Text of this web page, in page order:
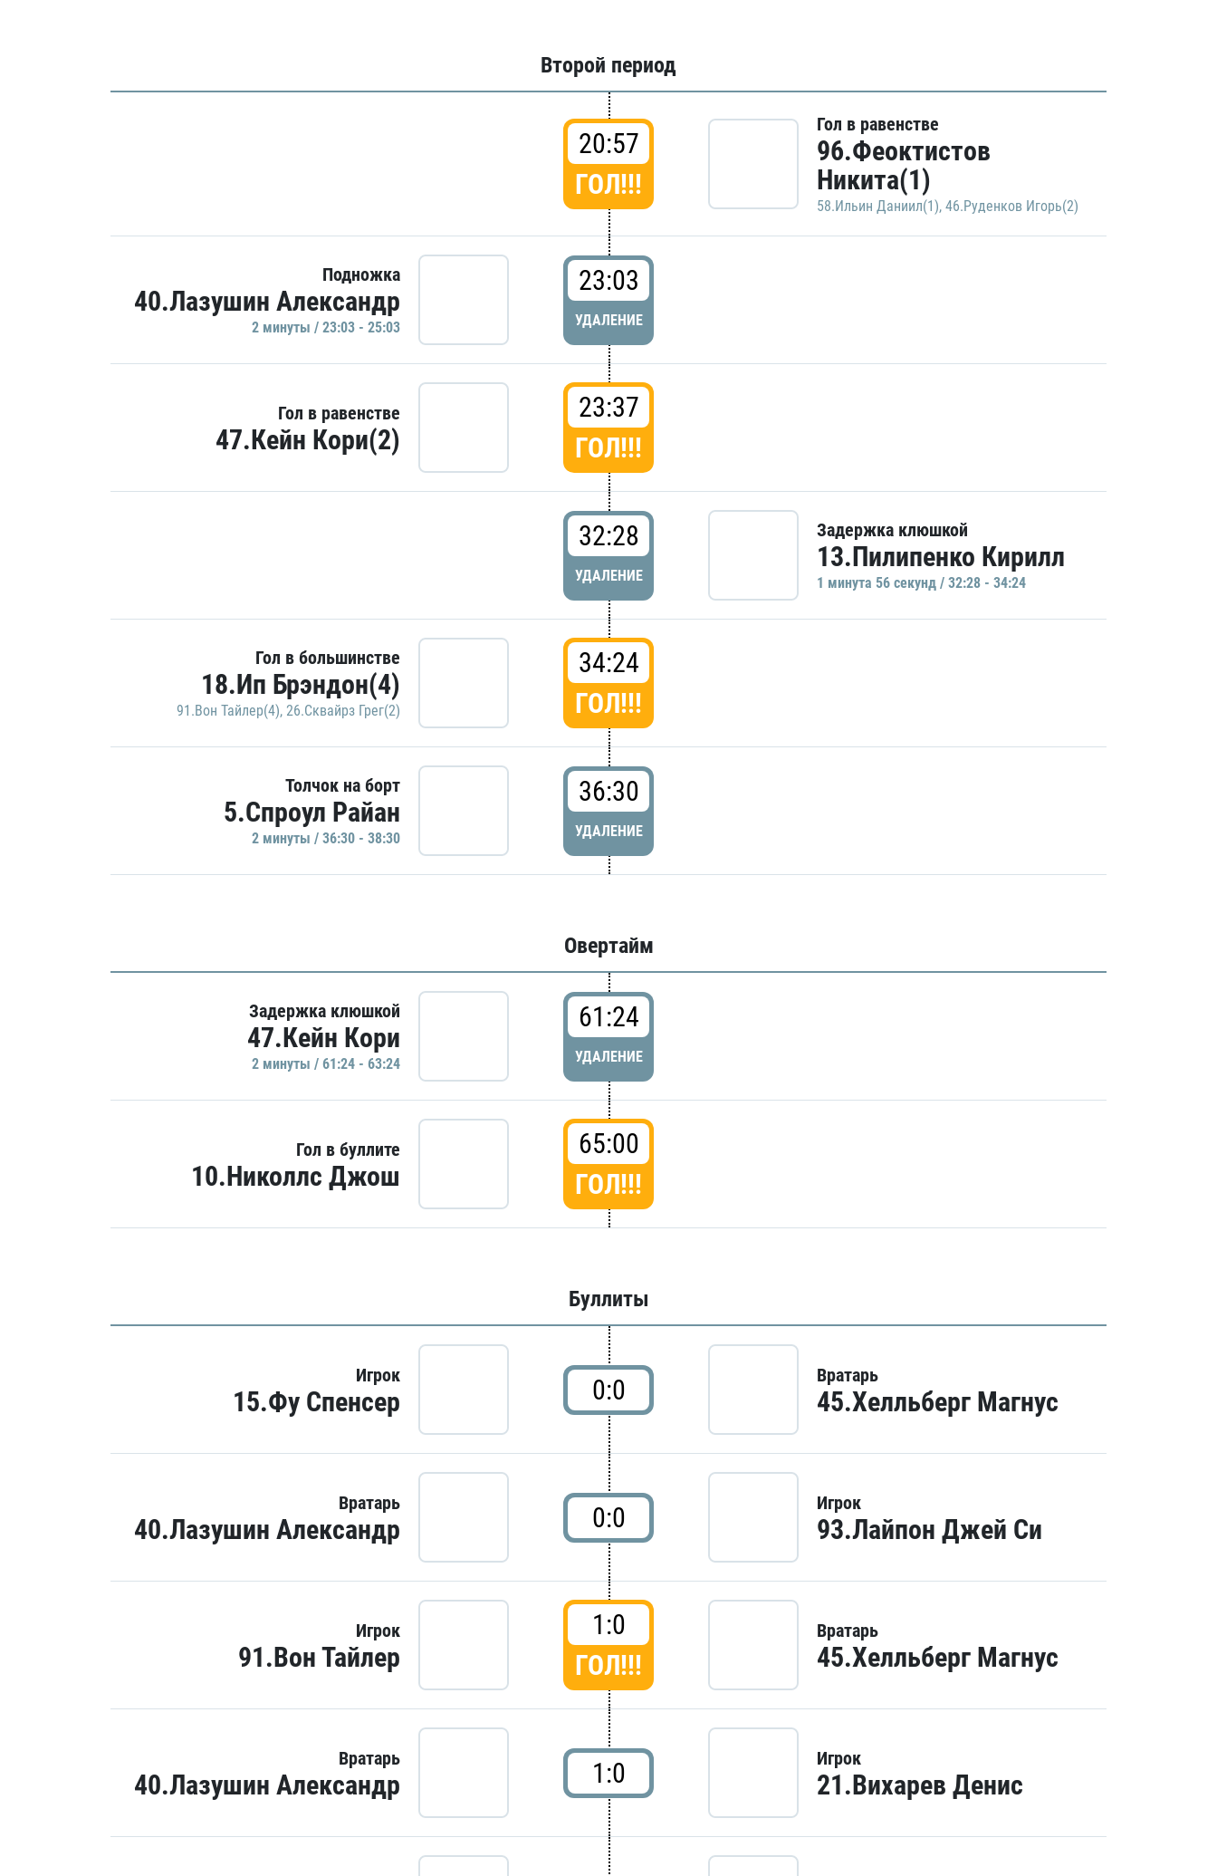
Второй период
20:57
ГОЛ!!!
Гол в равенстве
96.Феоктистов
Никита(1)
58.Ильин Даниил(1), 46.Руденков Игорь(2)
Подножка
40.Лазушин Александр
2 минуты / 23:03 - 25:03
23:03
УДАЛЕНИЕ
Гол в равенстве
47.Кейн Кори(2)
23:37
ГОЛ!!!
32:28
УДАЛЕНИЕ
Задержка клюшкой
13.Пилипенко Кирилл
1 минутa 56 секунд / 32:28 - 34:24
Гол в большинстве
18.Ип Брэндон(4)
91.Вон Тайлер(4), 26.Сквайрз Грег(2)
34:24
ГОЛ!!!
Толчок на борт
5.Спроул Райан
2 минуты / 36:30 - 38:30
36:30
УДАЛЕНИЕ
Овертайм
Задержка клюшкой
47.Кейн Кори
2 минуты / 61:24 - 63:24
61:24
УДАЛЕНИЕ
Гол в буллите
10.Николлс Джош
65:00
ГОЛ!!!
Буллиты
Игрок
15.Фу Спенсер 0:0 Вратарь
45.Хелльберг Магнус
Вратарь
40.Лазушин Александр 0:0 Игрок
93.Лайпон Джей Си
Игрок
91.Вон Тайлер
1:0
ГОЛ!!!
Вратарь
45.Хелльберг Магнус
Вратарь
40.Лазушин Александр 1:0 Игрок
21.Вихарев Денис